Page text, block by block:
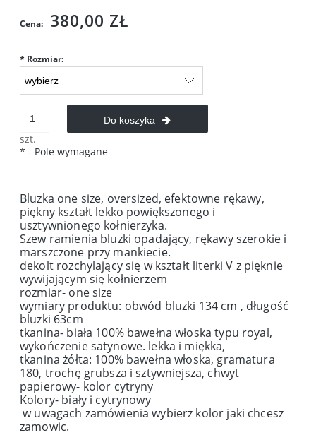
Cena: 380,00 ZŁ
* Rozmiar:
szt.
Do koszyka
* - Pole wymagane
Bluzka one size, oversized, efektowne rękawy,
piękny kształt lekko powiększonego i
usztywnionego kołnierzyka.
Szew ramienia bluzki opadający, rękawy szerokie i
marszczone przy mankiecie.
dekolt rozchylający się w kształt literki V z pięknie
wywijającym się kołnierzem
rozmiar- one size
wymiary produktu: obwód bluzki 134 cm , długość
bluzki 63cm
tkanina- biała 100% bawełna włoska typu royal,
wykończenie satynowe. lekka i miękka,
tkanina żółta: 100% bawełna włoska, gramatura
180, trochę grubsza i sztywniejsza, chwyt
papierowy- kolor cytryny
Kolory- biały i cytrynowy
w uwagach zamówienia wybierz kolor jaki chcesz
zamowic.